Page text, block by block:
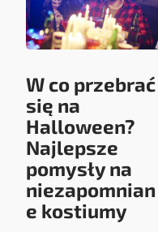
W co przebrać
się na
Halloween?
Najlepsze
pomysły na
niezapomnian
e kostiumy